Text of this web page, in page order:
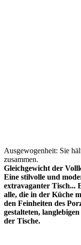
Ausgewogenheit: Sie
zusammen.
Gleichgewicht der
Eine stilvolle und
extravaganter Tisch...
alle, die in der Küche
den Feinheiten des
gestalteten,
der Tische.